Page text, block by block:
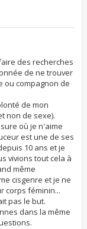
des recherches
de ne trouver
ou compagnon de
de mon
non de sexe).
où je n'aime
est une de ses
10 ans et je
vivions tout cela à
même
cisgenre et je ne
corps féminin...
pas le but.
dans la même